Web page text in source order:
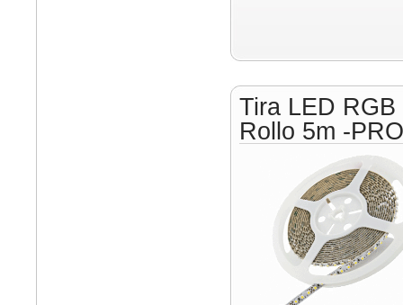
Tira LED
Rollo 5m -